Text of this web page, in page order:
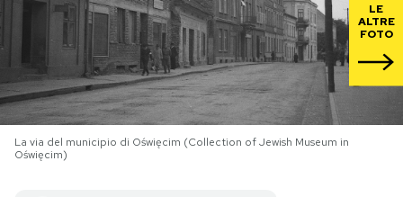
PODCAST
NEWSLETTER
I MIEI PREFERITI
LE
ALTRE
FOTO
La via del municipio di Oświęcim (Collection of Jewish Museum in
Oświęcim)